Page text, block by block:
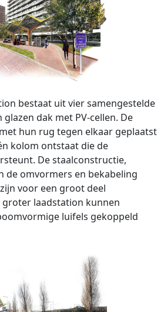
bestaat uit vier samengestelde
dak met PV-cellen. De
hun rug tegen elkaar geplaatst
kolom ontstaat die de
De staalconstructie,
de omvormers en bekabeling
voor een groot deel
laadstation kunnen
luifels gekoppeld